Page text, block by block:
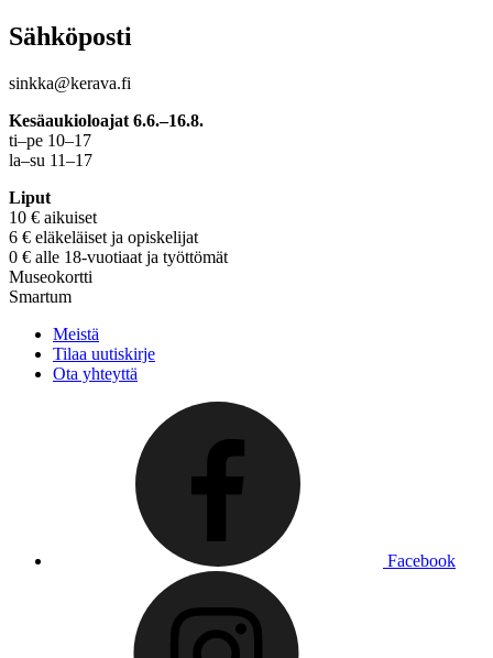
Sähköposti
sinkka@kerava.fi
Kesäaukioloajat 6.6.–16.8.
ti–pe 10–17
la–su 11–17
Liput
10 € aikuiset
6 € eläkeläiset ja opiskelijat
0 € alle 18-vuotiaat ja työttömät
Museokortti
Smartum
Meistä
Tilaa uutiskirje
Ota yhteyttä
Facebook